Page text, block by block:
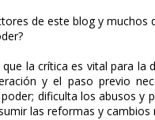
de este blog y muchos
la crítica es vital para la
y el paso previo
dificulta los abusos y
las reformas y cambios